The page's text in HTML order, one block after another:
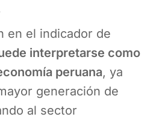
en el indicador de
interpretarse como
peruana, ya
generación de
al sector